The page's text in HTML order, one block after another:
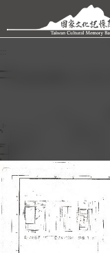
跳到主要內容區塊